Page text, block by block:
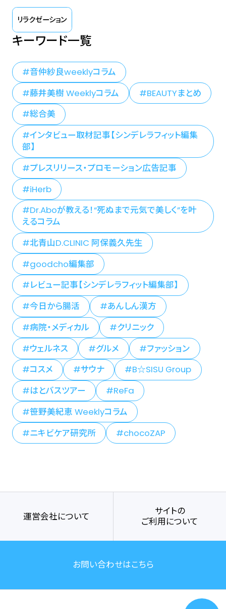
リラクゼーション
キーワード一覧
音仲紗良weeklyコラム
藤井美樹 Weeklyコラム
BEAUTYまとめ
総合美
インタビュー取材記事【シンデレラフィット編集
部】
プレスリリース・プロモーション広告記事
iHerb
Dr.Aboが教える！“死ぬまで元気で美しく”を叶
えるコラム
北青山D.CLINIC 阿保義久先生
goodcho編集部
レビュー記事【シンデレラフィット編集部】
今日から腸活
あんしん漢方
病院・メディカル
クリニック
ウェルネス
グルメ
ファッション
コスメ
サウナ
B☆SISU Group
はとバスツアー
ReFa
笹野美紀恵 Weeklyコラム
ニキビケア研究所
chocoZAP
運営会社について
サイトの
ご利用について
お問い合わせはこちら